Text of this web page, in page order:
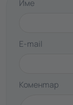
Име
E-mail
Коментар